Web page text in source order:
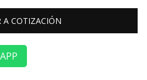
A COTIZACIÓN